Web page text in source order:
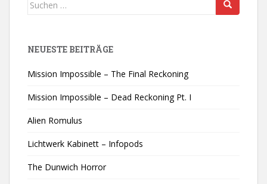
NEUESTE BEITRÄGE
Mission Impossible – The Final Reckoning
Mission Impossible – Dead Reckoning Pt. I
Alien Romulus
Lichtwerk Kabinett – Infopods
The Dunwich Horror